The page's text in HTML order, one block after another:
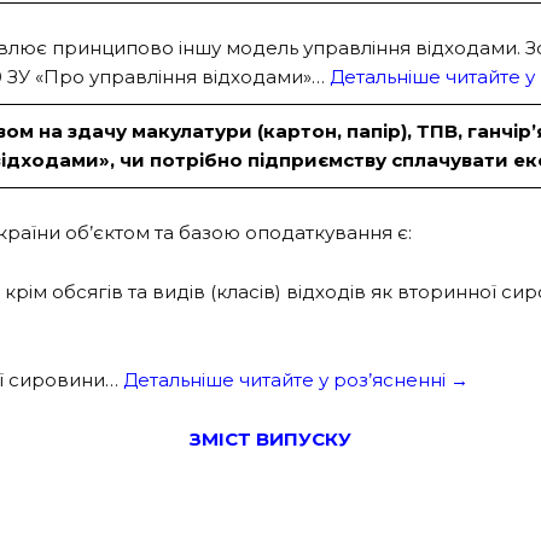
принципово іншу модель управління
ЗУ «Про управління відходами»… Детальніше читайте
на здачу макулатури (картон, папір), ТПВ,
чи потрібно підприємству сплачувати
об’єктом та базою оподаткування є:
обсягів та видів (класів) відходів як вторинної
сировини… Детальніше читайте у роз’ясненні →
ЗМІСТ ВИПУСКУ